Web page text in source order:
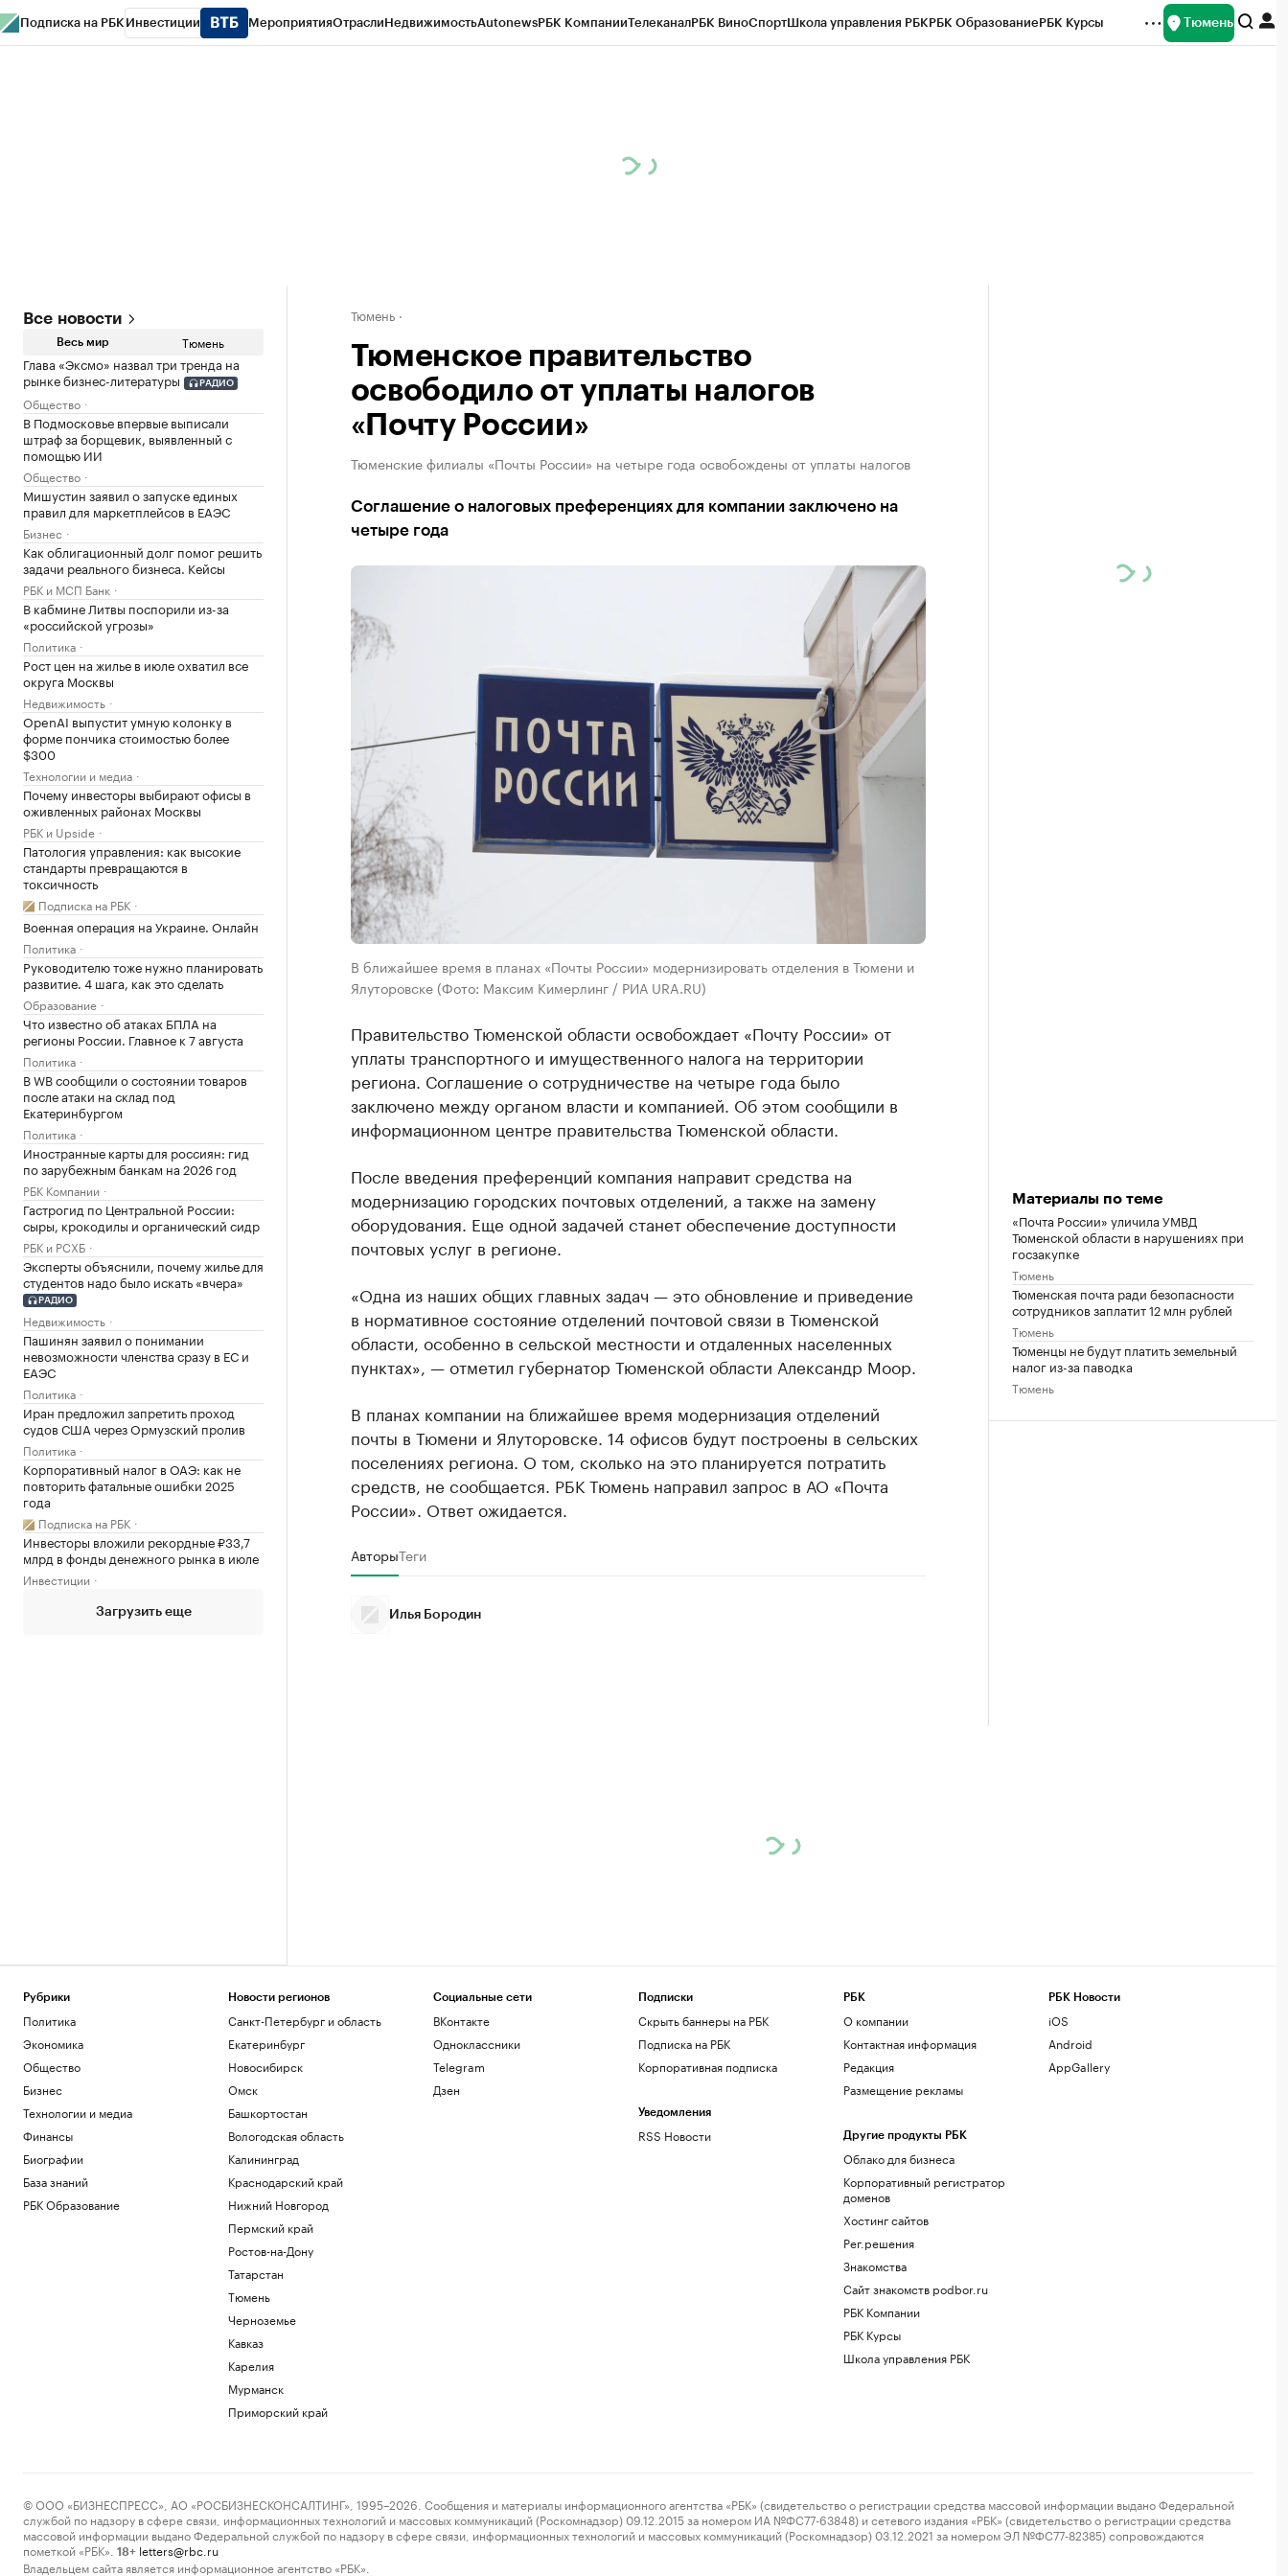
Подписка на РБК Инвестиции МероприятияОтраслиНедвижимостьAutonewsРБК КомпанииТелеканалРБК ВиноСпортШкола управления РБКРБК ОбразованиеРБК Курсы Тюмень
Все новости
Весь мир Тюмень
Глава «Эксмо» назвал три тренда на
рынке бизнес-литературы
РАДИО
Общество
В Подмосковье впервые выписали
штраф за борщевик, выявленный с
помощью ИИ
Общество
Мишустин заявил о запуске единых
правил для маркетплейсов в ЕАЭС
Бизнес
Как облигационный долг помог решить
задачи реального бизнеса. Кейсы
РБК и МСП Банк
В кабмине Литвы поспорили из-за
«российской угрозы»
Политика
Рост цен на жилье в июле охватил все
округа Москвы
Недвижимость
OpenAI выпустит умную колонку в
форме пончика стоимостью более
$300
Технологии и медиа
Почему инвесторы выбирают офисы в
оживленных районах Москвы
РБК и Upside
Патология управления: как высокие
стандарты превращаются в
токсичность
Подписка на РБК
Военная операция на Украине. Онлайн
Политика
Руководителю тоже нужно планировать
развитие. 4 шага, как это сделать
Образование
Что известно об атаках БПЛА на
регионы России. Главное к 7 августа
Политика
В WB сообщили о состоянии товаров
после атаки на склад под
Екатеринбургом
Политика
Иностранные карты для россиян: гид
по зарубежным банкам на 2026 год
РБК Компании
Гастрогид по Центральной России:
сыры, крокодилы и органический сидр
РБК и РСХБ
Эксперты объяснили, почему жилье для
студентов надо было искать «вчера»
РАДИО
Недвижимость
Пашинян заявил о понимании
невозможности членства сразу в ЕС и
ЕАЭС
Политика
Иран предложил запретить проход
судов США через Ормузский пролив
Политика
Корпоративный налог в ОАЭ: как не
повторить фатальные ошибки 2025
года
Подписка на РБК
Инвесторы вложили рекордные ₽33,7
млрд в фонды денежного рынка в июле
Инвестиции
Загрузить еще
Тюмень
Тюменское правительство
освободило от уплаты налогов
«Почту России»
Тюменские филиалы «Почты России» на четыре года освобождены от уплаты налогов
Соглашение о налоговых преференциях для компании заключено на
четыре года
В ближайшее время в планах «Почты России» модернизировать отделения в Тюмени и
Ялуторовске (Фото: Максим Кимерлинг / РИА URA.RU)
Правительство Тюменской области освобождает «Почту России» от
уплаты транспортного и имущественного налога на территории
региона. Соглашение о сотрудничестве на четыре года было
заключено между органом власти и компанией. Об этом сообщили в
информационном центре правительства Тюменской области.
После введения преференций компания направит средства на
модернизацию городских почтовых отделений, а также на замену
оборудования. Еще одной задачей станет обеспечение доступности
почтовых услуг в регионе.
«Одна из наших общих главных задач — это обновление и приведение
в нормативное состояние отделений почтовой связи в Тюменской
области, особенно в сельской местности и отдаленных населенных
пунктах», — отметил губернатор Тюменской области Александр Моор.
В планах компании на ближайшее время модернизация отделений
почты в Тюмени и Ялуторовске. 14 офисов будут построены в сельских
поселениях региона. О том, сколько на это планируется потратить
средств, не сообщается. РБК Тюмень направил запрос в АО «Почта
России». Ответ ожидается.
АвторыТеги
Илья Бородин
Материалы по теме
«Почта России» уличила УМВД
Тюменской области в нарушениях при
госзакупке
Тюмень
Тюменская почта ради безопасности
сотрудников заплатит 12 млн рублей
Тюмень
Тюменцы не будут платить земельный
налог из-за паводка
Тюмень
Рубрики
Политика
Экономика
Общество
Бизнес
Технологии и медиа
Финансы
Биографии
База знаний
РБК Образование
Новости регионов
Санкт-Петербург и область
Екатеринбург
Новосибирск
Омск
Башкортостан
Вологодская область
Калининград
Краснодарский край
Нижний Новгород
Пермский край
Ростов-на-Дону
Татарстан
Тюмень
Черноземье
Кавказ
Карелия
Мурманск
Приморский край
Социальные сети
ВКонтакте
Одноклассники
Telegram
Дзен
Подписки
Скрыть баннеры на РБК
Подписка на РБК
Корпоративная подписка
Уведомления
RSS Новости
РБК
О компании
Контактная информация
Редакция
Размещение рекламы
Другие продукты РБК
Облако для бизнеса
Корпоративный регистратор
доменов
Хостинг сайтов
Рег.решения
Знакомства
Сайт знакомств podbor.ru
РБК Компании
РБК Курсы
Школа управления РБК
РБК Новости
iOS
Android
AppGallery
© ООО «БИЗНЕСПРЕСС», АО «РОСБИЗНЕСКОНСАЛТИНГ», 1995–2026. Сообщения и материалы информационного агентства «РБК» (свидетельство о регистрации средства массовой информации выдано Федеральной
службой по надзору в сфере связи, информационных технологий и массовых коммуникаций (Роскомнадзор) 09.12.2015 за номером ИА №ФС77-63848) и сетевого издания «РБК» (свидетельство о регистрации средства
массовой информации выдано Федеральной службой по надзору в сфере связи, информационных технологий и массовых коммуникаций (Роскомнадзор) 03.12.2021 за номером ЭЛ №ФС77-82385) сопровождаются
пометкой «РБК».
18+ letters@rbc.ru
Владельцем сайта является информационное агентство «РБК».